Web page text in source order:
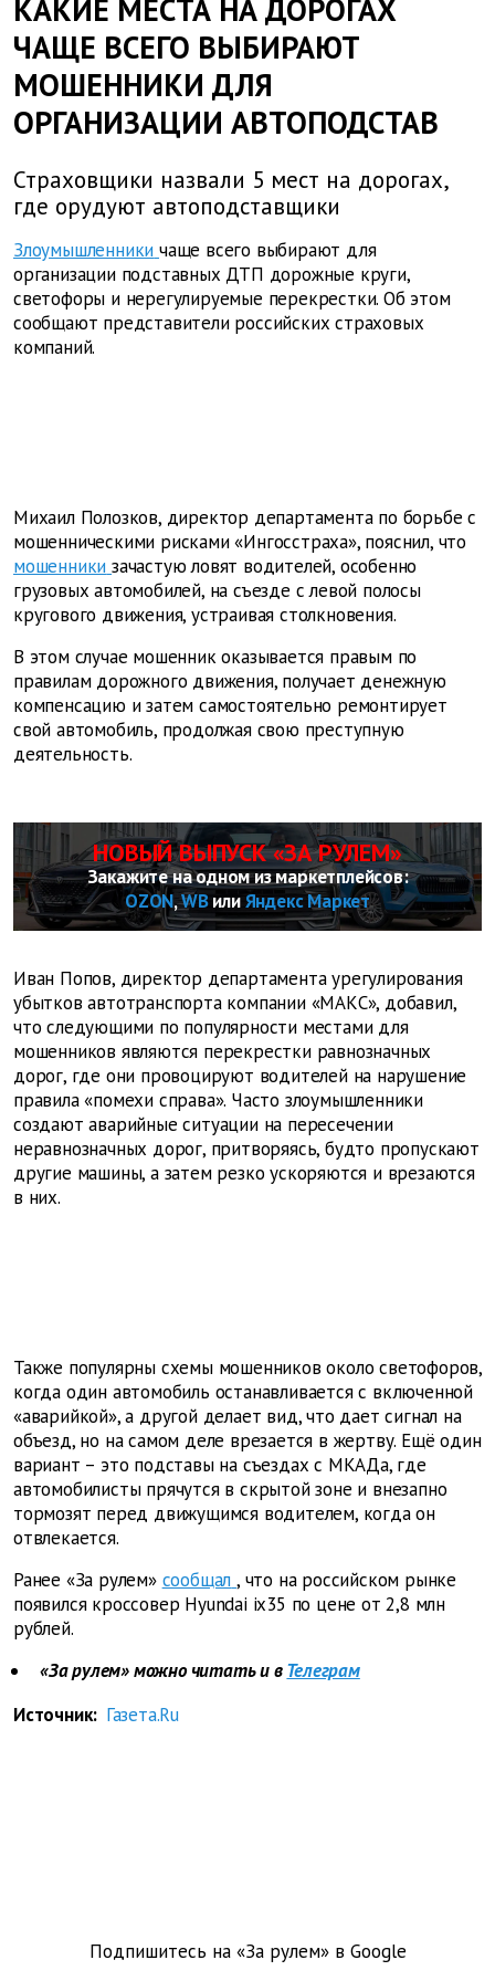
КАКИЕ МЕСТА НА ДОРОГАХ
ЧАЩЕ ВСЕГО ВЫБИРАЮТ
МОШЕННИКИ ДЛЯ
ОРГАНИЗАЦИИ АВТОПОДСТАВ
Страховщики назвали 5 мест на дорогах,
где орудуют автоподставщики
Злоумышленники чаще всего выбирают для
организации подставных ДТП дорожные круги,
светофоры и нерегулируемые перекрестки. Об этом
сообщают представители российских страховых
компаний.
Михаил Полозков, директор департамента по борьбе с
мошенническими рисками «Ингосстраха», пояснил, что
мошенники зачастую ловят водителей, особенно
грузовых автомобилей, на съезде с левой полосы
кругового движения, устраивая столкновения.
В этом случае мошенник оказывается правым по
правилам дорожного движения, получает денежную
компенсацию и затем самостоятельно ремонтирует
свой автомобиль, продолжая свою преступную
деятельность.
НОВЫЙ ВЫПУСК «ЗА РУЛЕМ»
Закажите на одном из маркетплейсов:
OZON,WBилиЯндекс Маркет
Иван Попов, директор департамента урегулирования
убытков автотранспорта компании «МАКС», добавил,
что следующими по популярности местами для
мошенников являются перекрестки равнозначных
дорог, где они провоцируют водителей на нарушение
правила «помехи справа». Часто злоумышленники
создают аварийные ситуации на пересечении
неравнозначных дорог, притворяясь, будто пропускают
другие машины, а затем резко ускоряются и врезаются
в них.
Также популярны схемы мошенников около светофоров,
когда один автомобиль останавливается с включенной
«аварийкой», а другой делает вид, что дает сигнал на
объезд, но на самом деле врезается в жертву. Ещё один
вариант – это подставы на съездах с МКАДа, где
автомобилисты прячутся в скрытой зоне и внезапно
тормозят перед движущимся водителем, когда он
отвлекается.
Ранее «За рулем» сообщал , что на российском рынке
появился кроссовер Hyundai ix35 по цене от 2,8 млн
рублей.
«За рулем» можно читать и вТелеграм
Источник: Газета.Ru
Подпишитесь на «За рулем» в Google